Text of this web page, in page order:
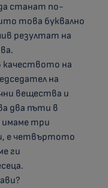
станат по-
това буквално
резултат на
качеството на
на
вещества и
два пъти в
имаме три
е четвъртото
ги